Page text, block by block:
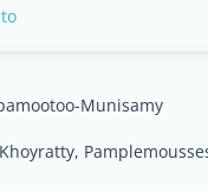
Munisamy